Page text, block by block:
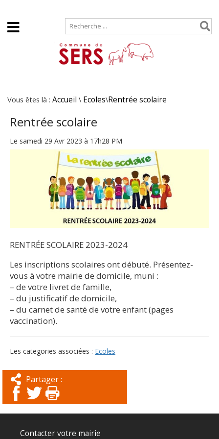
Vous êtes là : Accueil \ Ecoles\Rentrée scolaire
Rentrée scolaire
Le samedi 29 Avr 2023 à 17h28 PM
RENTRÉE SCOLAIRE 2023-2024
Les inscriptions scolaires ont débuté. Présentez-
vous à votre mairie de domicile, muni :
– de votre livret de famille,
– du justificatif de domicile,
– du carnet de santé de votre enfant (pages
vaccination).
Les categories associées : Ecoles
Partager :
Contacter votre mairie